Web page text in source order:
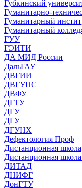
Губкинский
Гуманитарно-
Гуманитарный
Гуманитарный
ГУУ
ГЭИТИ
ДА МИД России
ДальГАУ
ДВГИИ
ДВГУПС
ДВФУ
ДГТУ
ДГУ
ДГУ
ДГУНХ
Дефектология Проф
Дистанционная школа
Дистанционная
ДИТАД
ДНИФГ
ДонГТУ